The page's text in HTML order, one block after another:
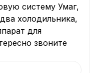
систему Умаг,
холодильника,
для
звоните